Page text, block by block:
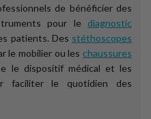
de bénéficier des
pour le diagnostic
patients. Des stéthoscopes
le mobilier ou les chaussures
le dispositif médical et les
faciliter le quotidien des